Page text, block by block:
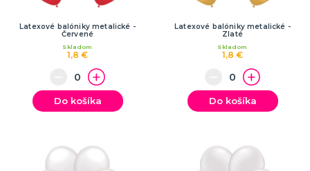
Latexové balóniky metalické -
Červené
1,8 €
Skladom
Do košíka
Latexové balóniky metalické -
Zlaté
1,8 €
Skladom
Do košíka